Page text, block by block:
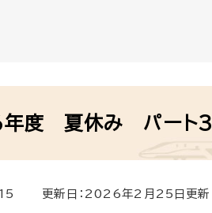
年度 夏休み パート3
更新日：2026年2月25日更新